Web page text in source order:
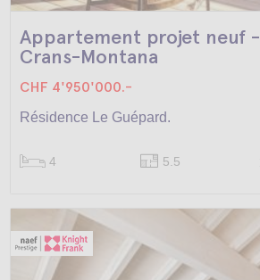
Appartement projet neuf -
Crans-Montana
CHF 4'950'000.-
Résidence Le Guépard.
4 5.5